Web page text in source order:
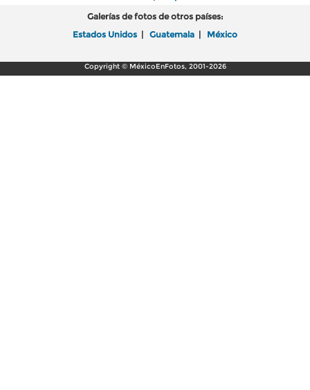
Galerías de fotos de otros países:
Estados Unidos | Guatemala | México
Copyright © MéxicoEnFotos, 2001-2026